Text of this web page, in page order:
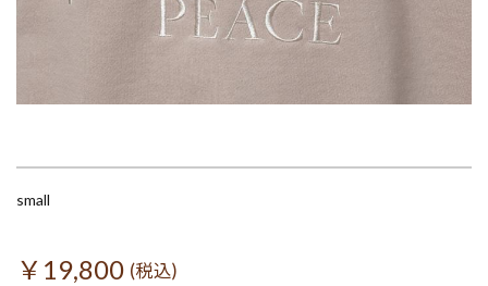
small
￥19,800 (税込)